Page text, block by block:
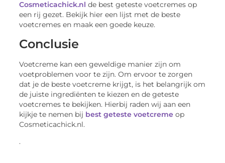
Cosmeticachick.nl de best geteste voetcremes op
een rij gezet. Bekijk hier een lijst met de beste
voetcremes en maak een goede keuze.
Conclusie
Voetcreme kan een geweldige manier zijn om
voetproblemen voor te zijn. Om ervoor te zorgen
dat je de beste voetcreme krijgt, is het belangrijk om
de juiste ingrediënten te kiezen en de geteste
voetcremes te bekijken. Hierbij raden wij aan een
kijkje te nemen bij best geteste voetcreme op
Cosmeticachick.nl.
.